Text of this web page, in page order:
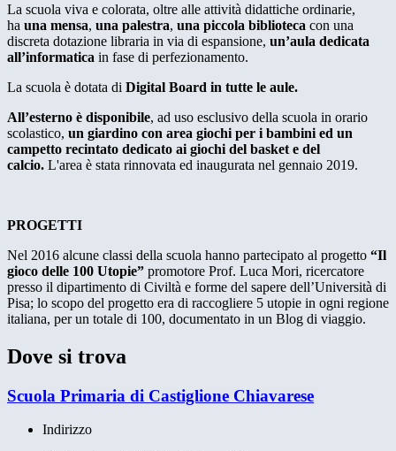
La scuola viva e colorata, oltre alle attività didattiche ordinarie,
ha una mensa, una palestra, una piccola biblioteca con una
discreta dotazione libraria in via di espansione, un’aula dedicata
all’informatica in fase di perfezionamento.
La scuola è dotata di Digital Board in tutte le aule.
All’esterno è disponibile, ad uso esclusivo della scuola in orario
scolastico, un giardino con area giochi per i bambini ed un
campetto recintato dedicato ai giochi del basket e del
calcio. L'area è stata rinnovata ed inaugurata nel gennaio 2019.
PROGETTI
Nel 2016 alcune classi della scuola hanno partecipato al progetto “Il
gioco delle 100 Utopie” promotore Prof. Luca Mori, ricercatore
presso il dipartimento di Civiltà e forme del sapere dell’Università di
Pisa; lo scopo del progetto era di raccogliere 5 utopie in ogni regione
italiana, per un totale di 100, documentato in un Blog di viaggio.
Dove si trova
Scuola Primaria di Castiglione Chiavarese
Indirizzo